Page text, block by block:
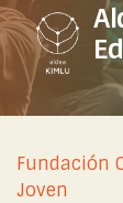
Fundación
Joven